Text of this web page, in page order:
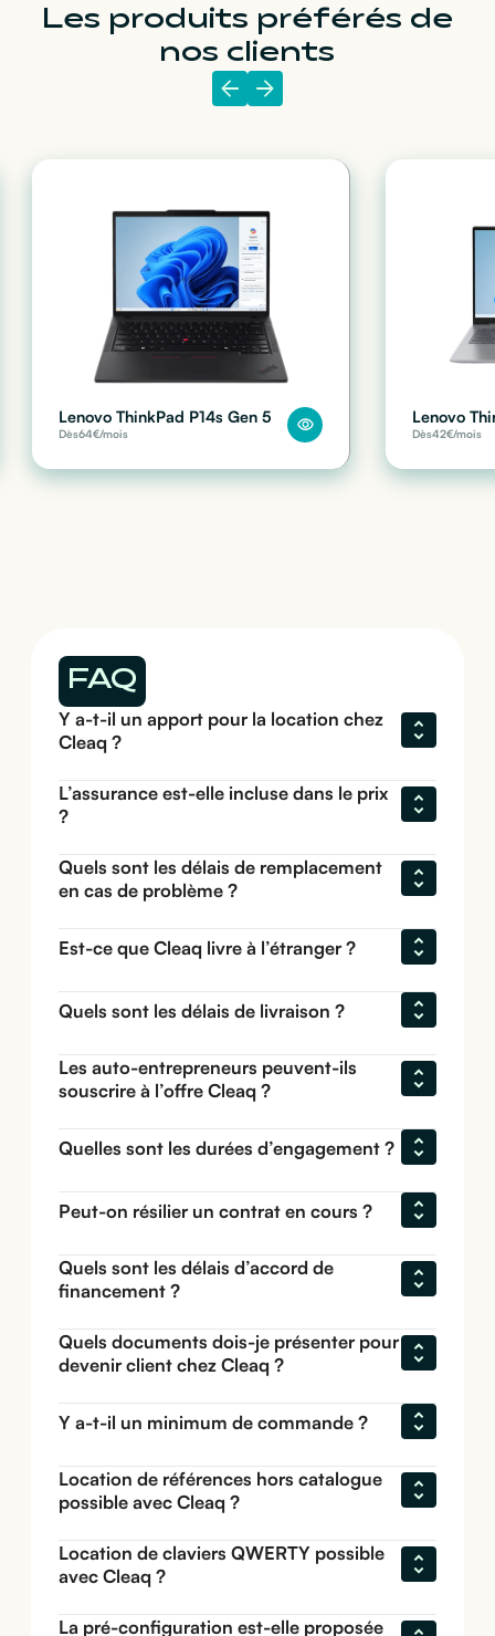
Les produits préférés de
nos clients
Lenovo ThinkPad P14s Gen 5
Dès64€/mois
Lenovo
Dès42€/mois
FAQ
Y a-t-il un apport pour la location chez
Cleaq ?
L’assurance est-elle incluse dans le prix
?
Quels sont les délais de remplacement
en cas de problème ?
Est-ce que Cleaq livre à l’étranger ?
Quels sont les délais de livraison ?
Les auto-entrepreneurs peuvent-ils
souscrire à l’offre Cleaq ?
Quelles sont les durées d’engagement ?
Peut-on résilier un contrat en cours ?
Quels sont les délais d’accord de
financement ?
Quels documents dois-je présenter pour
devenir client chez Cleaq ?
Y a-t-il un minimum de commande ?
Location de références hors catalogue
possible avec Cleaq ?
Location de claviers QWERTY possible
avec Cleaq ?
La pré-configuration est-elle proposée